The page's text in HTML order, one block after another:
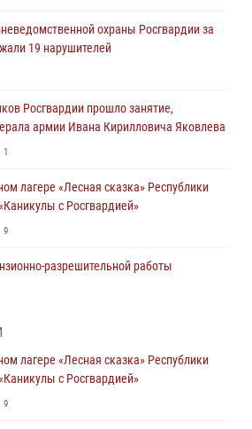
охраны Росгвардии за
19 нарушителей
Росгвардии прошло занятие,
армии Ивана Кирилловича Яковлева
1
лагере «Лесная сказка» Республики
с Росгвардией»
9
разрешительной работы
Росгвардии провели занятие по
2
лагере «Лесная сказка» Республики
с Росгвардией»
9